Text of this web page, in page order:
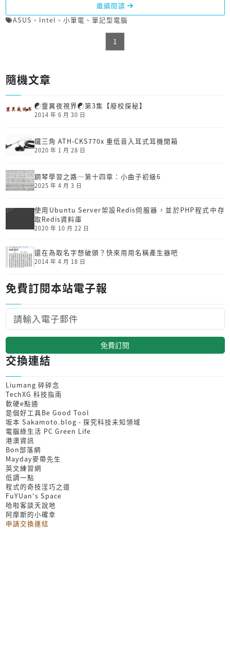
繼續閱讀
ASUS 、 Intel 、 小筆電 、 筆記型電腦
1
隨機文章
☯靈異夜視界☯第3集【廢校探秘】
2014 年 6 月 30 日
鐵三角 ATH-CKS770x 重低音入耳式耳機開箱
2020 年 1 月 28 日
鋼琴學習之路─第十四章：小曲子初級6
2025 年 4 月 3 日
使用Ubuntu Server架設Redis伺服器，並於PHP程式中存
取Redis資料庫
2020 年 10 月 22 日
還在為取名字想破頭？快來用用名稱產生器吧
2014 年 4 月 18 日
免費訂閱本站電子報
免費訂閱
交換連結
Liumang 碎碎念
TechXG 科技指南
軟硬e點通
是個好工具Be Good Tool
坂本 Sakamoto.blog - 探究科技未知領域
電腦綠生活 PC Green Life
港澳資訊
Bon部落網
Mayday麥帶先生
英文練習網
低調一點
程式的奇技淫巧之道
FuYUan's Space
哈啦客談天說地
阿摩斯的小確幸
申請交換連結